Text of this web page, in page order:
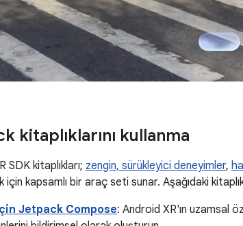
kitaplıklarını kullanma
SDK kitaplıkları; zengin, sürükleyici deneyimler,
kapsamlı bir araç seti sunar. Aşağıdaki
Jetpack Compose: Android XR'ın uzamsal